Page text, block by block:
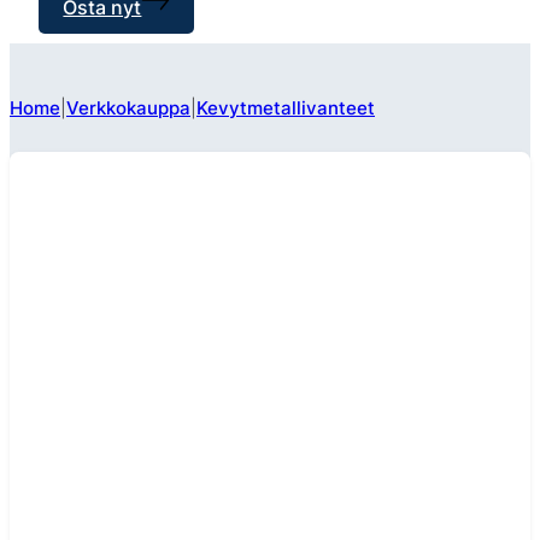
Osta nyt
Home Verkkokauppa Kevytmetallivanteet